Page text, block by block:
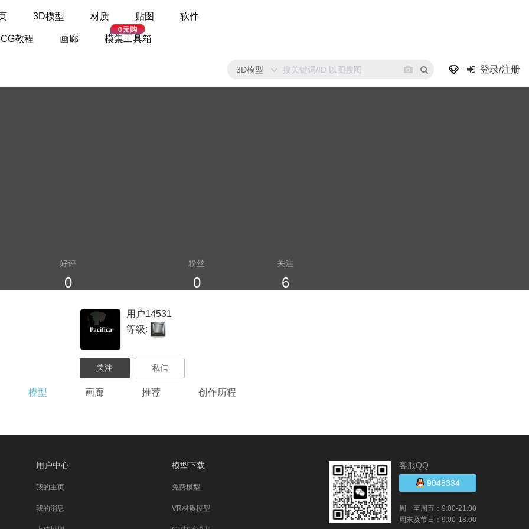
3D模型 材质 贴图 软件
CG教程 画廊 模集工具箱
3D模型 登录/注册
好评
0
关注
6
粉丝
0
用户14531
等级:
模型 画廊 推荐 创作历程
用户中心
我的主页
我的消息
模型下载
免费模型
VR材质模型
客服QQ
9048334
周一至周五：9:00-21:00
周末及节日：9:00-18:00